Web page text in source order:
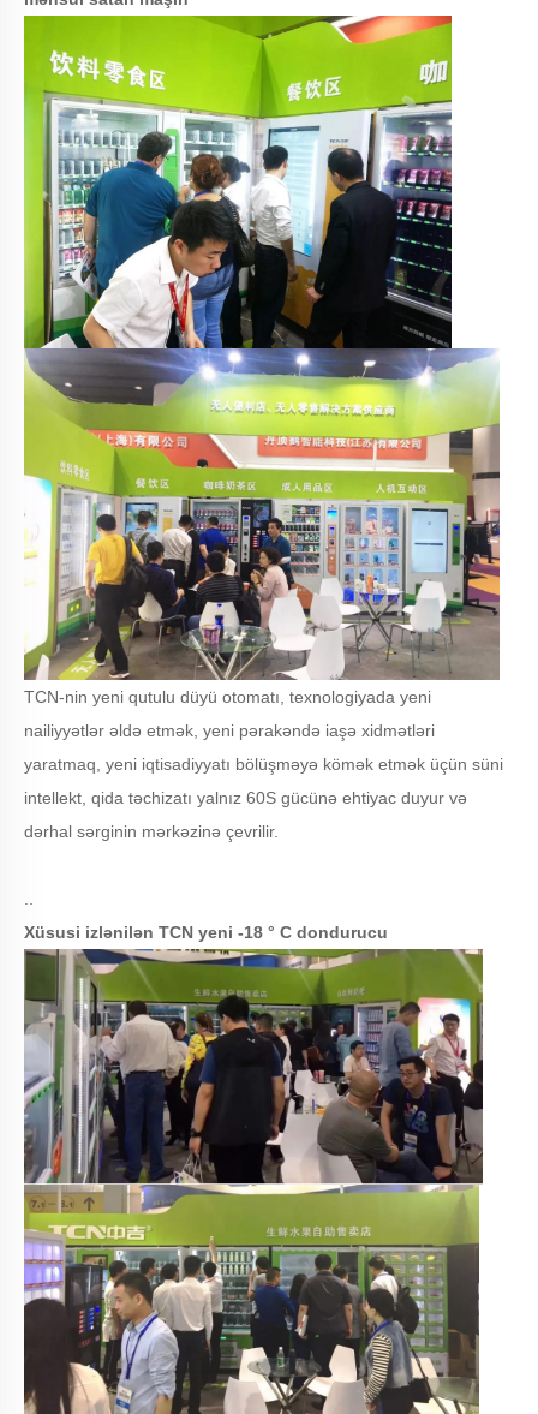
TCN-nin yeni qutulu düyü otomatı, texnologiyada yeni
nailiyyətlər əldə etmək, yeni pərakəndə iaşə xidmətləri
yaratmaq, yeni iqtisadiyyatı bölüşməyə kömək etmək üçün süni
intellekt, qida təchizatı yalnız 60S gücünə ehtiyac duyur və
dərhal sərginin mərkəzinə çevrilir.
Xüsusi izlənilən TCN yeni -18 ° C dondurucu